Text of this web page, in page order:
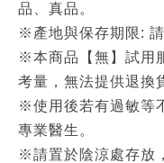
品、真品。
※產地與保存期限:
※本商品【無】試用
考量，無法提供退換
※使用後若有過敏等
專業醫生。
※請置於陰涼處存放